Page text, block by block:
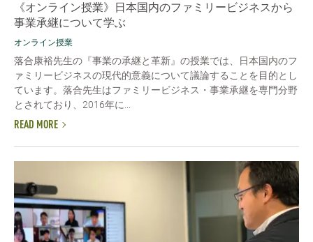
《オンライン授業》日本国内のファミリービジネスから
事業承継について学ぶ
オンライン授業
落合康裕先生の『事業の承継と革新』の授業では、日本国内のフ
ァミリービジネスの現代的意義について議論することを目的とし
ています。落合先生はファミリービジネス・事業承継を専門分野
とされており、2016年に...
READ MORE